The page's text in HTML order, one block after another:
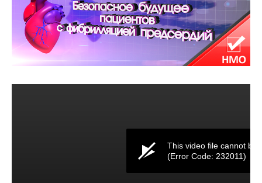
This video file cannot be
(Error Code: 232011)